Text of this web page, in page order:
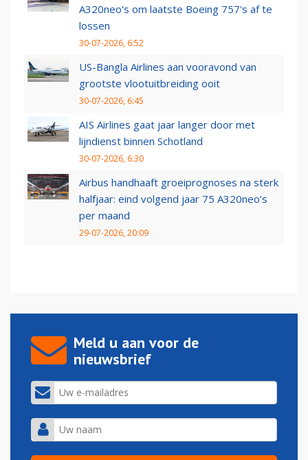
A320neo's om laatste Boeing 757's af te
lossen
30-07-2026, 6:52
US-Bangla Airlines aan vooravond van
grootste vlootuitbreiding ooit
30-07-2026, 6:45
AIS Airlines gaat jaar langer door met
lijndienst binnen Schotland
30-07-2026, 6:30
Airbus handhaaft groeiprognoses na sterk
halfjaar: eind volgend jaar 75 A320neo’s
per maand
29-07-2026, 20:09
Meld u aan voor de
nieuwsbrief